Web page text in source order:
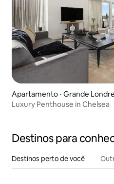
Apartamento ⋅ Grande
Luxury Penthouse in Chelsea
Destinos para
Destinos perto de você